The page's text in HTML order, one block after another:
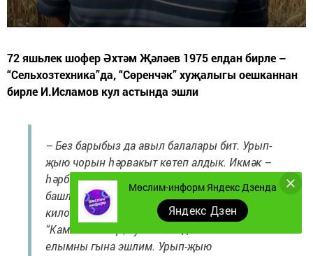
72 яшьлек шофер Әхтәм Җәләев 1975 елдан бирле –
“Сельхозтехника”да, “Сөренчәк” хуҗалыгы оешканнан
бирле И.Исламов кул астында эшли
– Без барыбыз да авыл балалары бит. Урып-
җыю чорын һәрвакыт көтеп алдык. Икмәк –
һәрберебезнең төп ризыгы. Хезмәт юлым
башланганнан бирле икмәк ташып ничә
километр юл үткәнмендер.
“КамАЗ”ым яңа, бу машинада бишенче
елымны гына эшлим. Урып-җыю
Мөслим-информ Яндекс Дзенда
Яндекс Дзен